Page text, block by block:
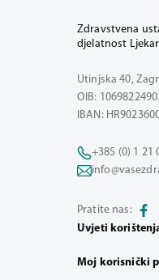
Zdravstvena
djelatnost
Utinjska 40,
OIB:
IBAN:
+385 (0) 1 21
Pratite nas:
Uvjeti
Moj korisnički